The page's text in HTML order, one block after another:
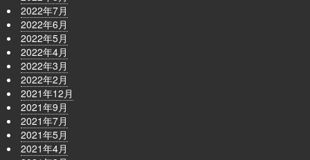
2022年7月
2022年6月
2022年5月
2022年4月
2022年3月
2022年2月
2021年12月
2021年9月
2021年7月
2021年5月
2021年4月